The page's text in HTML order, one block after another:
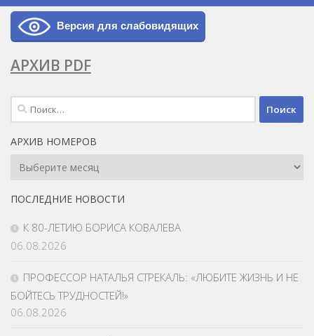
Версия для слабовидящих
АРХИВ PDF
Найти:
АРХИВ НОМЕРОВ
Архив
ПОСЛЕДНИЕ НОВОСТИ
К 80-ЛЕТИЮ БОРИСА КОВАЛЕВА
06.08.2026
ПРОФЕССОР НАТАЛЬЯ СТРЕКАЛЬ: «ЛЮБИТЕ ЖИЗНЬ И НЕ
БОЙТЕСЬ ТРУДНОСТЕЙ!»
06.08.2026